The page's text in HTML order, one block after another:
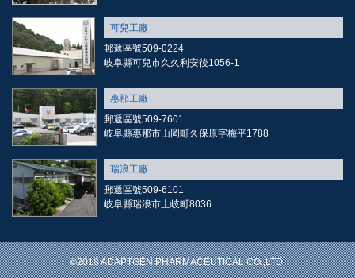
可兒工廠
郵遞區號509-0224
岐阜縣可兒市久久利安後1056-1
惠那工廠
郵遞區號509-7601
岐阜縣惠那市山岡町久保原字梅平1788
瑞浪工廠
郵遞區號509-6101
岐阜縣瑞浪市土岐町8036
©2018 ADAPTGEN PHARMACEUTICAL CO.,LTD.